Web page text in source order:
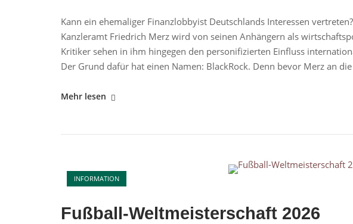
Kann ein ehemaliger Finanzlobbyist Deutschlands Interessen
Kanzleramt Friedrich Merz wird von seinen Anhängern als
Kritiker sehen in ihm hingegen den personifizierten Einfluss
Der Grund dafür hat einen Namen: BlackRock. Denn bevor Merz an
"Friedrich
Mehr lesen
INFORMATION
Open post
Fußball-Weltmeisterschaft 2026